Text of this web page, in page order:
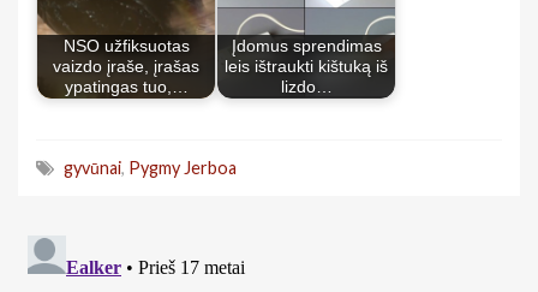
NSO užfiksuotas
vaizdo įraše, įrašas
ypatingas tuo,…
Įdomus sprendimas
leis ištraukti kištuką iš
lizdo…
gyvūnai, Pygmy Jerboa